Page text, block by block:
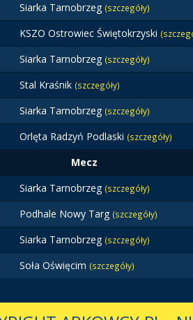
Siarka Tarnobrzeg (szczegóły)
KSZO Ostrowiec Świętokrzyski
Siarka Tarnobrzeg (szczegóły)
Stal Kraśnik (szczegóły)
Siarka Tarnobrzeg (szczegóły)
Orlęta Radzyń Podlaski (szczegóły)
Mecz
Siarka Tarnobrzeg (szczegóły)
Podhale Nowy Targ (szczegóły)
Siarka Tarnobrzeg (szczegóły)
Soła Oświęcim (szczegóły)